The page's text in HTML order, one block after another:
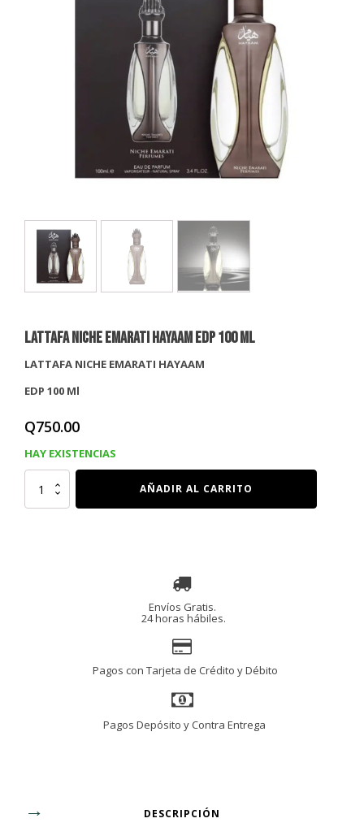
LATTAFA NICHE EMARATI HAYAAM EDP 100 Ml
LATTAFA NICHE EMARATI HAYAAM
EDP 100 Ml
Q750.00
HAY EXISTENCIAS
LATTAFA
NICHE
HAYAAM
AÑADIR AL CARRITO
Envíos Gratis.
24 horas hábiles.
Pagos con Tarjeta de Crédito y Débito
Pagos Depósito y Contra Entrega
DESCRIPCIÓN